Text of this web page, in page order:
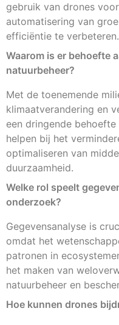
gebruik van drones
automatisering van
efficiëntie te verbeteren.
Waarom is er behoefte
natuurbeheer?
Met de toenemende
klimaatverandering en
een dringende
helpen bij het
optimaliseren van
duurzaamheid.
Welke rol speelt
onderzoek?
Gegevensanalyse is
omdat het
patronen in
het maken van
natuurbeheer en
Hoe kunnen drones